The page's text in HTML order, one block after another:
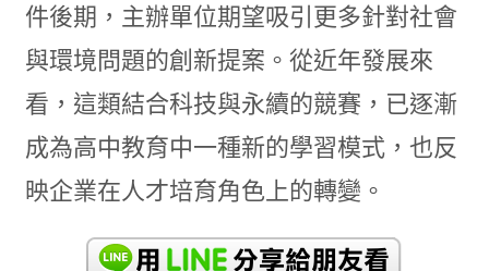
件後期，主辦單位期望吸引更多針對社會
與環境問題的創新提案。從近年發展來
看，這類結合科技與永續的競賽，已逐漸
成為高中教育中一種新的學習模式，也反
映企業在人才培育角色上的轉變。